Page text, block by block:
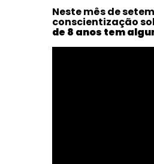
Neste mês de
conscientização
de 8 anos tem